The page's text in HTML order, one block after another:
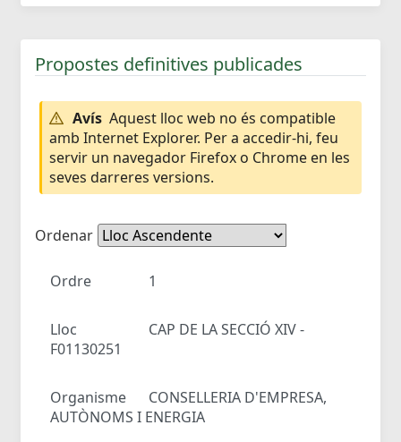
Propostes definitives publicades
Avís Aquest lloc web no és compatible
amb Internet Explorer. Per a accedir-hi, feu
servir un navegador Firefox o Chrome en les
seves darreres versions.
Ordenar
Ordre 1
Lloc
CAP DE LA SECCIÓ XIV -
F01130251
Organisme
CONSELLERIA D'EMPRESA,
AUTÒNOMS I ENERGIA